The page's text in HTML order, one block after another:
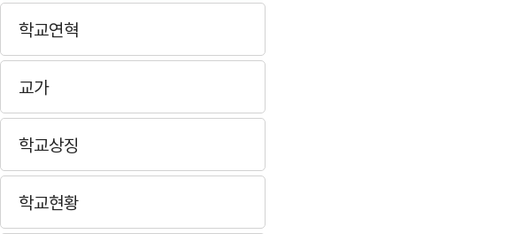
학교연혁
교가
학교상징
학교현황